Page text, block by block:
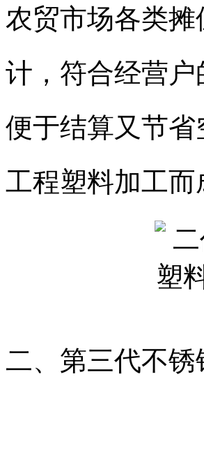
农贸市场各类
计，符合经营
便于结算又节
工程塑料加工
二、第三代不